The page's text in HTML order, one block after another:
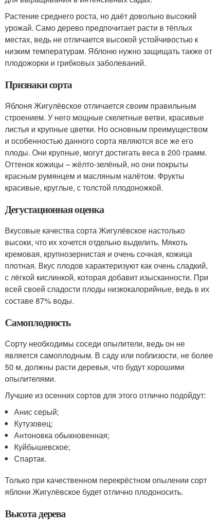
Растение среднего роста, но даёт довольно высокий
урожай. Само дерево предпочитает расти в тёплых
местах, ведь не отличается высокой устойчивостью к
низким температурам. Яблоню нужно защищать также от
плодожорки и грибковых заболеваний.
Признаки сорта
Яблоня Жигулёвское отличается своим правильным
строением. У него мощные скелетные ветви, красивые
листья и крупные цветки. Но основным преимуществом
и особенностью данного сорта являются все же его
плоды. Они крупные, могут достигать веса в 200 грамм.
Оттенок кожицы – жёлто-зелёный, но они покрыты
красным румянцем и масляным налётом. Фрукты
красивые, круглые, с толстой плодоножкой.
Дегустационная оценка
Вкусовые качества сорта Жигулёвское настолько
высоки, что их хочется отдельно выделить. Мякоть
кремовая, крупнозернистая и очень сочная, кожица
плотная. Вкус плодов характеризуют как очень сладкий,
с лёгкой кислинкой, которая добавит изысканности. При
всей своей сладости плоды низкокалорийные, ведь в их
составе 87% воды.
Самоплодность
Сорту необходимы соседи опылители, ведь он не
является самоплодным. В саду или поблизости, не более
50 м, должны расти деревья, что будут хорошими
опылителями.
Лучшие из осенних сортов для этого отлично подойдут:
Анис серый;
Кутузовец;
Антоновка обыкновенная;
Куйбышевское;
Спартак.
Только при качественном перекрёстном опылении сорт
яблони Жигулёвское будет отлично плодоносить.
Высота дерева